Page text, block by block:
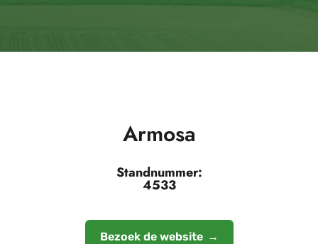
Armosa
Standnummer:
4533
Bezoek de website